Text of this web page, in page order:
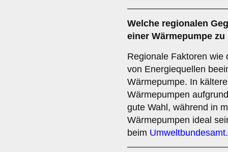
Welche regionalen
einer Wärmepumpe
Regionale Faktoren wie
von Energiequellen
Wärmepumpe. In
Wärmepumpen
gute Wahl, während in
Wärmepumpen ideal
beim Umweltbundesamt.